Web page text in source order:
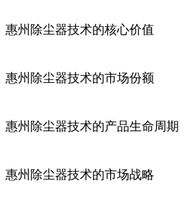
惠州除尘器技术的核心价值
惠州除尘器技术的市场份额
惠州除尘器技术的产品生命周期
惠州除尘器技术的市场战略